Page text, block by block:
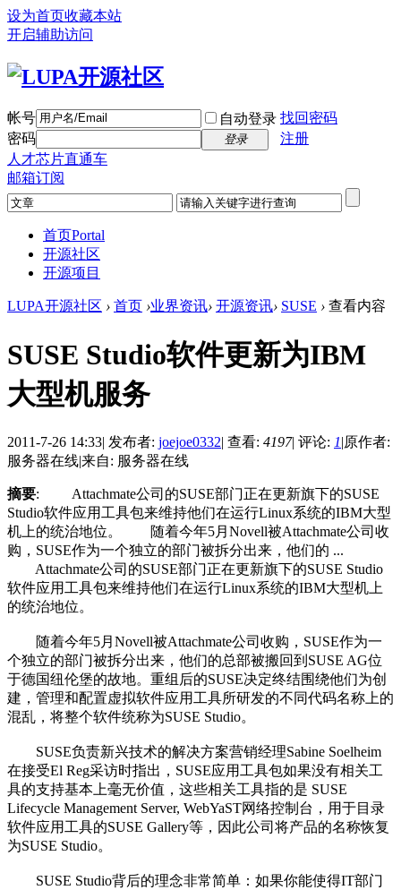
设为首页收藏本站
开启辅助访问
帐号 自动登录 找回密码
密码
登录
注册
人才芯片直通车
邮箱订阅
首页Portal
开源社区
开源项目
LUPA开源社区 › 首页 ›业界资讯› 开源资讯› SUSE › 查看内容
SUSE Studio软件更新为IBM
大型机服务
2011-7-26 14:33| 发布者: joejoe0332| 查看: 4197| 评论: 1|原作者:
服务器在线|来自: 服务器在线
摘要: Attachmate公司的SUSE部门正在更新旗下的SUSE
Studio软件应用工具包来维持他们在运行Linux系统的IBM大型
机上的统治地位。 随着今年5月Novell被Attachmate公司收
购，SUSE作为一个独立的部门被拆分出来，他们的 ...
Attachmate公司的SUSE部门正在更新旗下的SUSE Studio
软件应用工具包来维持他们在运行Linux系统的IBM大型机上
的统治地位。
随着今年5月Novell被Attachmate公司收购，SUSE作为一
个独立的部门被拆分出来，他们的总部被搬回到SUSE AG位
于德国纽伦堡的故地。重组后的SUSE决定终结围绕他们为创
建，管理和配置虚拟软件应用工具所研发的不同代码名称上的
混乱，将整个软件统称为SUSE Studio。
SUSE负责新兴技术的解决方案营销经理Sabine Soelheim
在接受El Reg采访时指出，SUSE应用工具包如果没有相关工
具的支持基本上毫无价值，这些相关工具指的是 SUSE
Lifecycle Management Server, WebYaST网络控制台，用于目录
软件应用工具的SUSE Gallery等，因此公司将产品的名称恢复
为SUSE Studio。
SUSE Studio背后的理念非常简单：如果你能使得IT部门